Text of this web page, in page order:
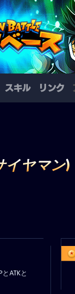
スキル リンク
イヤマン)
ATKと